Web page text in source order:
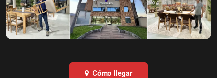
Cómo llegar